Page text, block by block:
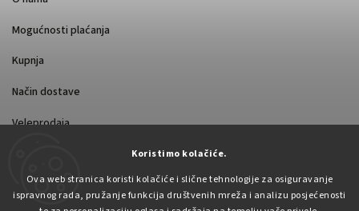
Koristimo kolačiće.
Ova web stranica koristi kolačiće i slične tehnologije za osiguravanje
ispravnog rada, pružanje funkcija društvenih mreža i analizu posjećenosti
Mogućnosti plaćanja
Kupnja
Način dostave
Veleprodaja